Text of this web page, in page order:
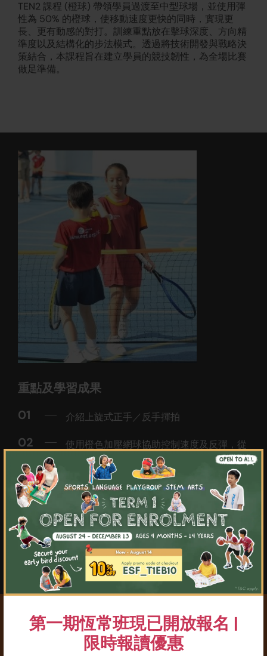
第一期恆常班現已開放報名 |
限時報讀優惠
×
TEN2 課程 (橙球) 帶領學員過渡至中型球場，並使用彈
性為 50% 的橙球，使移動速度更快的同時，實現更
長、更有動感的對打。訓練重點放在擊球深度、方向精
準度以及結構化的步法模式。透過將技術開發與戰略決
策結合，本課程旨在建立學員的競技韌性，為全場比賽
做足準備。
重點及學習成果
01
介紹上旋式正手／反手揮拍
02
使用橙色加壓網球協助控制速度及反彈，從
而延長對打時間及增進技巧
03 參與英基橙色級別賽事
04 加入上旋以改善正手及反手揮拍技巧
05 學習於計分比賽中進行基本對打
06 以上手式發球開局
必需用品 : 網球拍